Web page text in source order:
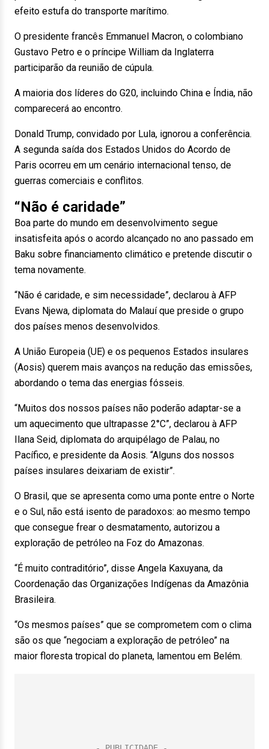
efeito estufa do transporte marítimo.
O presidente francês Emmanuel Macron, o colombiano
Gustavo Petro e o príncipe William da Inglaterra
participarão da reunião de cúpula.
A maioria dos líderes do G20, incluindo China e Índia, não
comparecerá ao encontro.
Donald Trump, convidado por Lula, ignorou a conferência.
A segunda saída dos Estados Unidos do Acordo de
Paris ocorreu em um cenário internacional tenso, de
guerras comerciais e conflitos.
“Não é caridade”
Boa parte do mundo em desenvolvimento segue
insatisfeita após o acordo alcançado no ano passado em
Baku sobre financiamento climático e pretende discutir o
tema novamente.
“Não é caridade, e sim necessidade”, declarou à AFP
Evans Njewa, diplomata do Malauí que preside o grupo
dos países menos desenvolvidos.
A União Europeia (UE) e os pequenos Estados insulares
(Aosis) querem mais avanços na redução das emissões,
abordando o tema das energias fósseis.
“Muitos dos nossos países não poderão adaptar-se a
um aquecimento que ultrapasse 2°C”, declarou à AFP
Ilana Seid, diplomata do arquipélago de Palau, no
Pacífico, e presidente da Aosis. “Alguns dos nossos
países insulares deixariam de existir”.
O Brasil, que se apresenta como uma ponte entre o Norte
e o Sul, não está isento de paradoxos: ao mesmo tempo
que consegue frear o desmatamento, autorizou a
exploração de petróleo na Foz do Amazonas.
“É muito contraditório”, disse Angela Kaxuyana, da
Coordenação das Organizações Indígenas da Amazônia
Brasileira.
“Os mesmos países” que se comprometem com o clima
são os que “negociam a exploração de petróleo” na
maior floresta tropical do planeta, lamentou em Belém.